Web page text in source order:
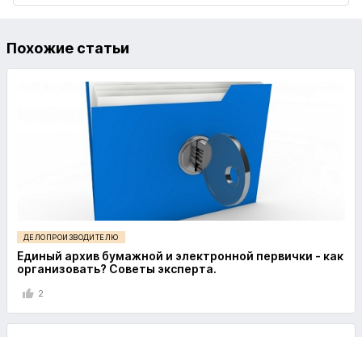
Похожие статьи
ДЕЛОПРОИЗВОДИТЕЛЮ
Единый архив бумажной и электронной первички - как
организовать? Советы эксперта.
2